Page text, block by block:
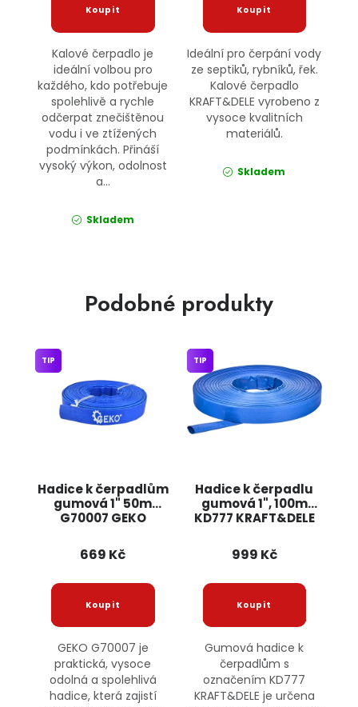
Kalové čerpadlo je
ideální volbou pro
každého, kdo potřebuje
spolehlivě a rychle
odčerpat znečištěnou
vodu i ve ztížených
podmínkách. Přináší
vysoký výkon, odolnost
a...
Skladem
Ideální pro čerpání vody
ze septiků, rybníků, řek.
Kalové čerpadlo
KRAFT&DELE vyrobeno z
vysoce kvalitních
materiálů.
Skladem
Podobné produkty
Hadice k čerpadlům
gumová 1" 50m
G70007 GEKO
TIP
669 Kč
GEKO G70007 je
praktická, vysoce
odolná a spolehlivá
hadice, která zajistí
Hadice k čerpadlu
gumová 1", 100m
KD777 KRAFT&DELE
TIP
999 Kč
Gumová hadice k
čerpadlům s
označením KD777
KRAFT&DELE je určena